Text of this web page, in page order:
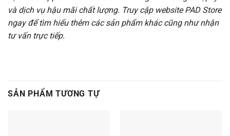
và dịch vụ hậu mãi chất lượng. Truy cập website PAD Store
ngay để tìm hiểu thêm các sản phẩm khác cũng như nhận
tư vấn trực tiếp.
SẢN PHẨM TƯƠNG TỰ